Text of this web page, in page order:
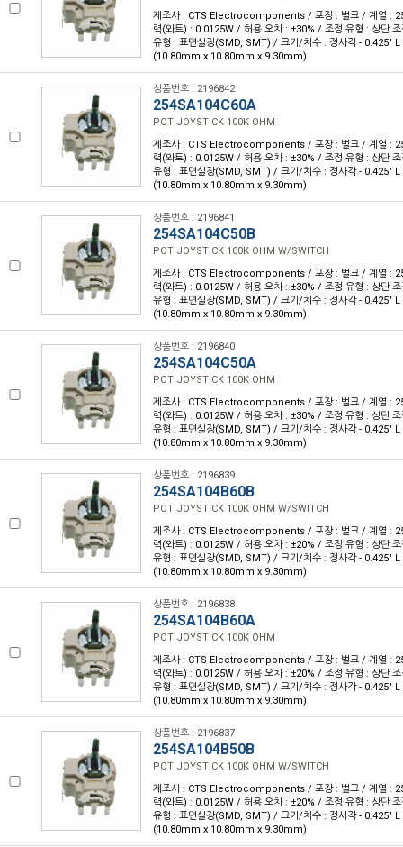
제조사 : CTS Electrocomponents / 포장 : 벌크 / 계열 :
력(와트) : 0.0125W / 허용 오차 : ±30% / 조정 유형 : 상단
유형 : 표면실장(SMD, SMT) / 크기/치수 : 정사각 - 0.425"
(10.80mm x 10.80mm x 9.30mm)
상품번호 : 2196842
254SA104C60A
POT JOYSTICK 100K OHM
제조사 : CTS Electrocomponents / 포장 : 벌크 / 계열 :
력(와트) : 0.0125W / 허용 오차 : ±30% / 조정 유형 : 상단
유형 : 표면실장(SMD, SMT) / 크기/치수 : 정사각 - 0.425"
(10.80mm x 10.80mm x 9.30mm)
상품번호 : 2196841
254SA104C50B
POT JOYSTICK 100K OHM W/SWITCH
제조사 : CTS Electrocomponents / 포장 : 벌크 / 계열 :
력(와트) : 0.0125W / 허용 오차 : ±30% / 조정 유형 : 상단
유형 : 표면실장(SMD, SMT) / 크기/치수 : 정사각 - 0.425"
(10.80mm x 10.80mm x 9.30mm)
상품번호 : 2196840
254SA104C50A
POT JOYSTICK 100K OHM
제조사 : CTS Electrocomponents / 포장 : 벌크 / 계열 :
력(와트) : 0.0125W / 허용 오차 : ±30% / 조정 유형 : 상단
유형 : 표면실장(SMD, SMT) / 크기/치수 : 정사각 - 0.425"
(10.80mm x 10.80mm x 9.30mm)
상품번호 : 2196839
254SA104B60B
POT JOYSTICK 100K OHM W/SWITCH
제조사 : CTS Electrocomponents / 포장 : 벌크 / 계열 :
력(와트) : 0.0125W / 허용 오차 : ±20% / 조정 유형 : 상단
유형 : 표면실장(SMD, SMT) / 크기/치수 : 정사각 - 0.425"
(10.80mm x 10.80mm x 9.30mm)
상품번호 : 2196838
254SA104B60A
POT JOYSTICK 100K OHM
제조사 : CTS Electrocomponents / 포장 : 벌크 / 계열 :
력(와트) : 0.0125W / 허용 오차 : ±20% / 조정 유형 : 상단
유형 : 표면실장(SMD, SMT) / 크기/치수 : 정사각 - 0.425"
(10.80mm x 10.80mm x 9.30mm)
상품번호 : 2196837
254SA104B50B
POT JOYSTICK 100K OHM W/SWITCH
제조사 : CTS Electrocomponents / 포장 : 벌크 / 계열 :
력(와트) : 0.0125W / 허용 오차 : ±20% / 조정 유형 : 상단
유형 : 표면실장(SMD, SMT) / 크기/치수 : 정사각 - 0.425"
(10.80mm x 10.80mm x 9.30mm)